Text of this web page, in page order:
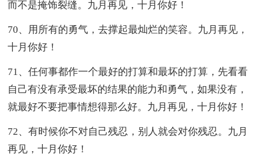
而不是掩饰裂缝。九月再见，十月你好！
70、用所有的勇气，去撑起最灿烂的笑容。九月再见，
十月你好！
71、任何事都作一个最好的打算和最坏的打算，先看看
自己有没有承受最坏的结果的能力和勇气，如果没有，
就最好不要把事情想得那么好。九月再见，十月你好！
72、有时候你不对自己残忍，别人就会对你残忍。九月
再见，十月你好！